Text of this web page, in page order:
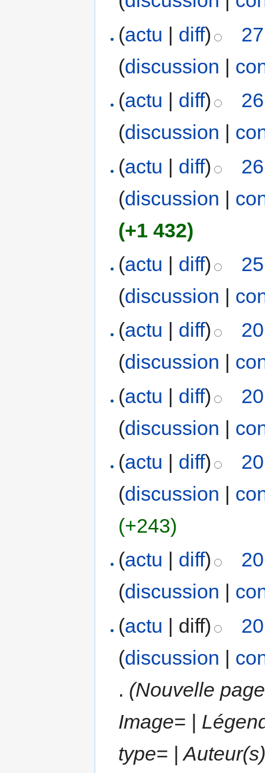
(actu | diff)
(discussion |
(actu | diff)
(discussion |
(actu | diff)
(discussion |
(+1 432)
(actu | diff)
(discussion |
(actu diff)
(discussion
(actu | diff)
(discussion |
(actu | diff)
(discussion |
(+243)
(actu diff)
(discussion
(actu | diff)
(discussion |
. (Nouvelle
Image= |
type= |